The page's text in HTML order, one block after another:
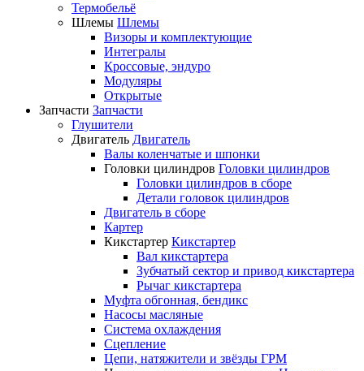
Термобельё
Шлемы Шлемы
Визоры и комплектующие
Интегралы
Кроссовые, эндуро
Модуляры
Открытые
Запчасти Запчасти
Глушители
Двигатель Двигатель
Валы коленчатые и шпонки
Головки цилиндров Головки цилиндров
Головки цилиндров в сборе
Детали головок цилиндров
Двигатель в сборе
Картер
Кикстартер Кикстартер
Вал кикстартера
Зубчатый сектор и привод кикстартера
Рычаг кикстартера
Муфта обгонная, бендикс
Насосы масляные
Система охлаждения
Сцепление
Цепи, натяжители и звёзды ГРМ